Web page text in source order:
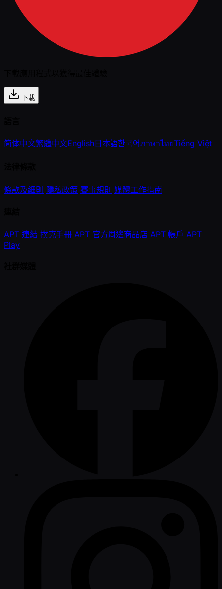
下載
简体中文繁體中文English日本語한국어ภาษาไทยTiếng Việt
條款及細則 隱私政策 賽事規則 媒體工作指南
APT 連結 撲克手冊 APT 官方周邊商品店 APT 帳戶 APT
Play